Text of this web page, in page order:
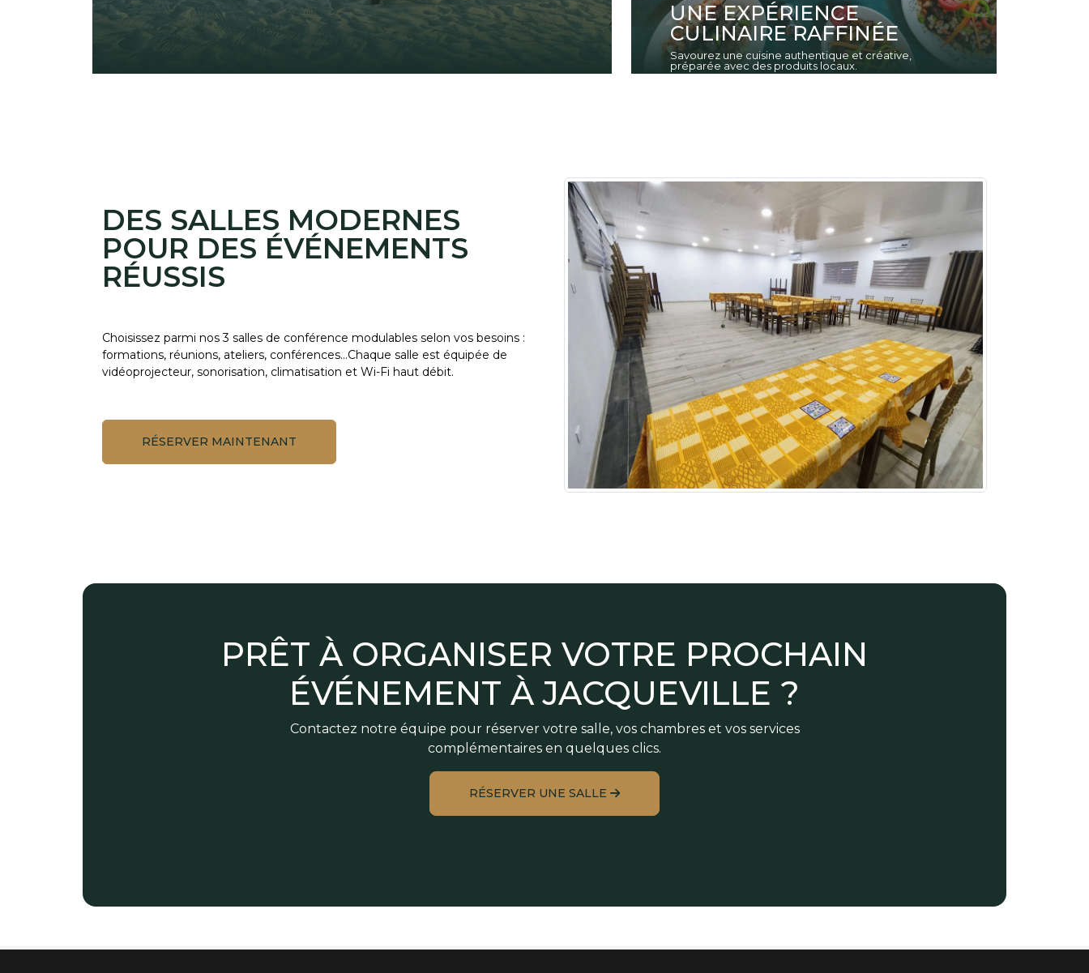
UNE EXPÉRIENCE
CULINAIRE RAFFINÉE
Savourez une cuisine authentique et créative,
préparée avec des produits locaux.
DES SALLES MODERNES
POUR DES ÉVÉNEMENTS
RÉUSSIS
Choisissez parmi nos 3 salles de conférence modulables selon vos besoins :
formations, réunions, ateliers, conférences…Chaque salle est équipée de
vidéoprojecteur, sonorisation, climatisation et Wi-Fi haut débit.
RÉSERVER MAINTENANT
PRÊT À ORGANISER VOTRE PROCHAIN
ÉVÉNEMENT À JACQUEVILLE ?
Contactez notre équipe pour réserver votre salle, vos chambres et vos services
complémentaires en quelques clics.
RÉSERVER UNE SALLE